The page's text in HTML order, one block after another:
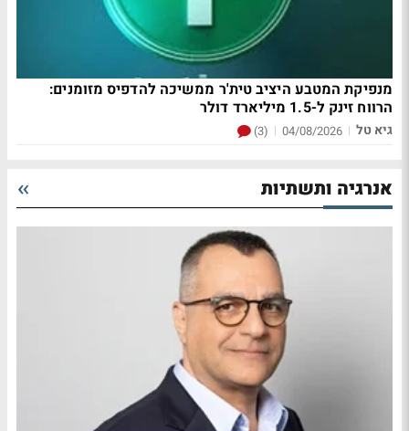
מנפיקת המטבע היציב טית'ר ממשיכה להדפיס מזומנים:
הרווח זינק ל-1.5 מיליארד דולר
גיא טל |
04/08/2026
|
(3)
אנרגיה ותשתיות